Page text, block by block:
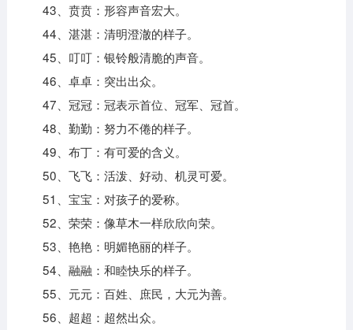
43、贲贲：形容声音宏大。
44、湛湛：清明澄澈的样子。
45、叮叮：银铃般清脆的声音。
46、卓卓：突出出众。
47、冠冠：冠表示首位、冠军、冠首。
48、勤勤：努力不倦的样子。
49、布丁：有可爱的含义。
50、飞飞：活泼、好动、机灵可爱。
51、宝宝：对孩子的爱称。
52、荣荣：像草木一样欣欣向荣。
53、艳艳：明媚艳丽的样子。
54、融融：和睦快乐的样子。
55、元元：百姓、庶民，大元为善。
56、超超：超然出众。